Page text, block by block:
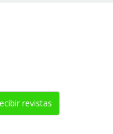
revistas